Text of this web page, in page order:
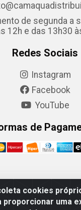
cookies
uma
de segunda a
12h e das 13h30
Redes Sociais
Instagram
Facebook
YouTube
de
Ltda - Avenida
- Parque Residencial
RS - CEP 96.789-